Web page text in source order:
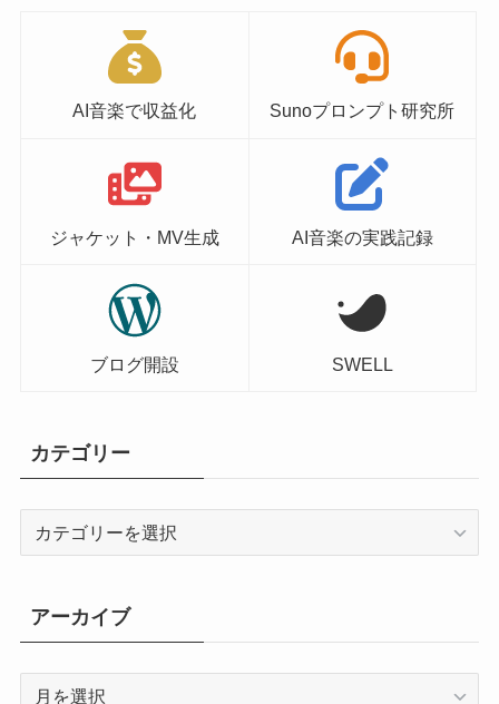
AI音楽で収益化 Sunoプロンプト研究所
ジャケット・MV生成 AI音楽の実践記録
ブログ開設 SWELL
カテゴリー
リ
ー
アーカイブ